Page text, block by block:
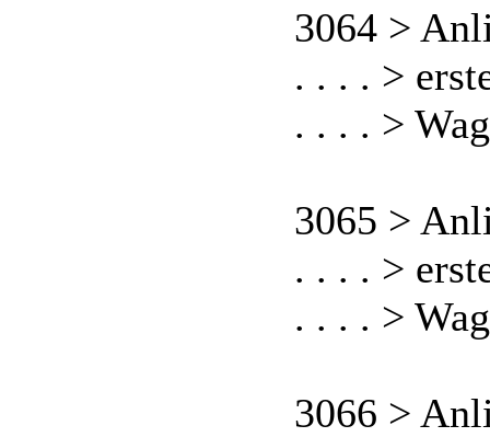
3064 >
. . . . >
. . . . >
3065 >
. . . . >
. . . . >
3066 >